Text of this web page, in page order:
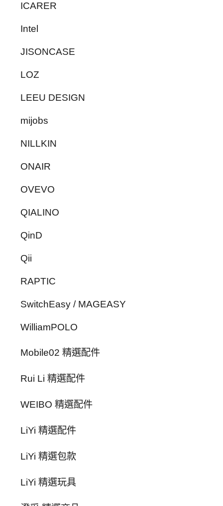
ICARER
Intel
JISONCASE
LOZ
LEEU DESIGN
mijobs
NILLKIN
ONAIR
OVEVO
QIALINO
QinD
Qii
RAPTIC
SwitchEasy / MAGEASY
WilliamPOLO
Mobile02 精選配件
Rui Li 精選配件
WEIBO 精選配件
LiYi 精選配件
LiYi 精選包款
LiYi 精選玩具